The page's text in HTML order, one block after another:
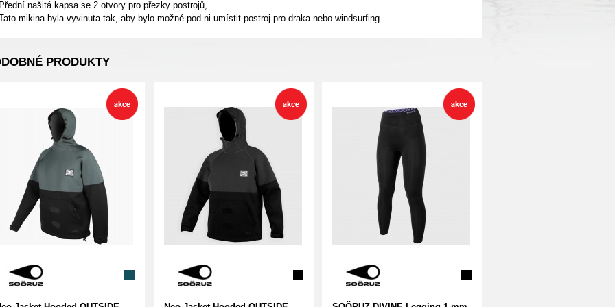
našitá kapsa se 2 otvory pro přezky postrojů,
mikina byla vyvinuta tak, aby bylo možné pod ni umístit postroj pro draka nebo windsurfing.
PRODUKTY